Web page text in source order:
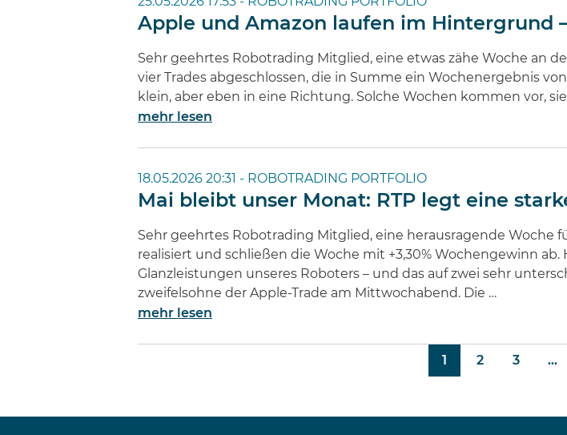
Apple und Amazon laufen im Hintergrund
Sehr geehrtes Robotrading Mitglied, eine etwas zähe Woche an
vier Trades abgeschlossen, die in Summe ein Wochenergebnis
klein, aber eben in eine Richtung. Solche Wochen kommen vor,
mehr lesen
18.05.2026 20:31 - ROBOTRADING PORTFOLIO
Mai bleibt unser Monat: RTP legt eine
Sehr geehrtes Robotrading Mitglied, eine herausragende Woche
realisiert und schließen die Woche mit +3,30% Wochengewinn
Glanzleistungen unseres Roboters – und das auf zwei sehr
zweifelsohne der Apple-Trade am Mittwochabend. Die …
mehr lesen
1 2 3 ...